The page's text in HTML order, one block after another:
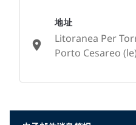
地址
Litoranea Per
Porto Cesareo